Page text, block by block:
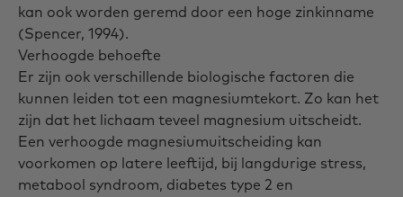
kan ook worden geremd door een hoge zinkinname
(Spencer, 1994).
Verhoogde behoefte
Er zijn ook verschillende biologische factoren die
kunnen leiden tot een magnesiumtekort. Zo kan het
zijn dat het lichaam teveel magnesium uitscheidt.
Een verhoogde magnesiumuitscheiding kan
voorkomen op latere leeftijd, bij langdurige stress,
metabool syndroom, diabetes type 2 en